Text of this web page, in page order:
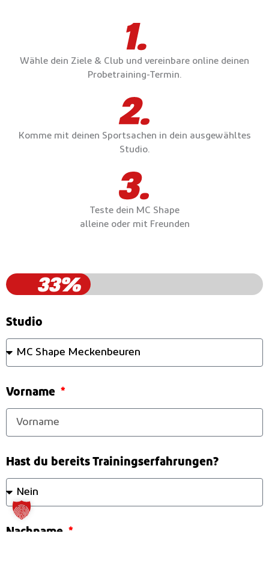
Wähle dein Ziele & Club und vereinbare online deinen
Probetraining-Termin.
Komme mit deinen Sportsachen in dein ausgewähltes
Studio.
Teste dein MC Shape
alleine oder mit Freunden
33%
Studio
Vorname
Hast du bereits Trainingserfahrungen?
Nachname